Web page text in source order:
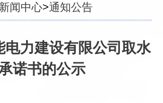
新闻中心>通知公告
电力建设有限公司取水
诺书的公示